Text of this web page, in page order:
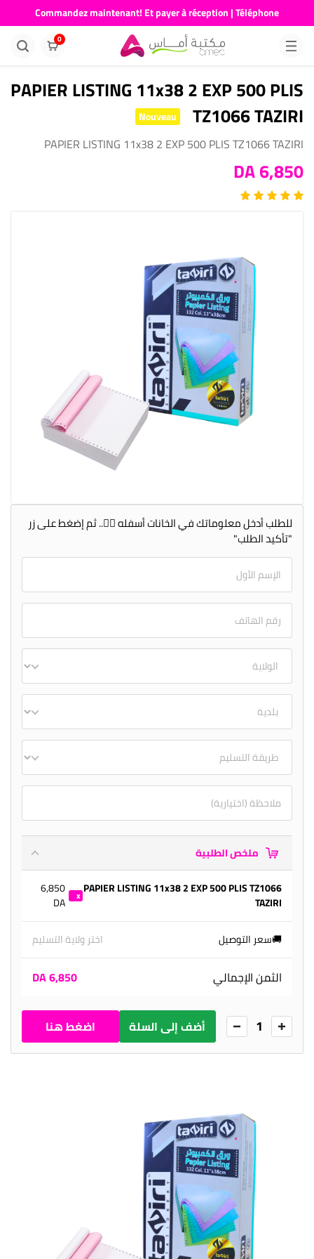
Commandez maintenant! Et payer à réception | Téléphone
676681730
0
PAPIER LISTING 11x38 2 EXP 500 PLIS
TZ1066 TAZIRI
Nouveau
PAPIER LISTING 11x38 2 EXP 500 PLIS TZ1066 TAZIRI
6,850 DA
للطلب أدخل معلوماتك في الخانات أسفله 👇🏻.. ثم إضغط على زر
"تأكيد الطلب"
ملخص الطلبية
PAPIER LISTING 11x38 2 EXP 500 PLIS TZ1066
TAZIRI
1
6,850
DA
🚚سعر التوصيل
اختر ولاية التسليم
الثمن الإجمالي 6,850 DA
1 أضف إلى السلة
اضغط هنا
للطلب